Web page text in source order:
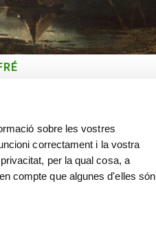
sobre les vostres
correctament i la vostra
per la qual cosa, a
compte que algunes d'elles són